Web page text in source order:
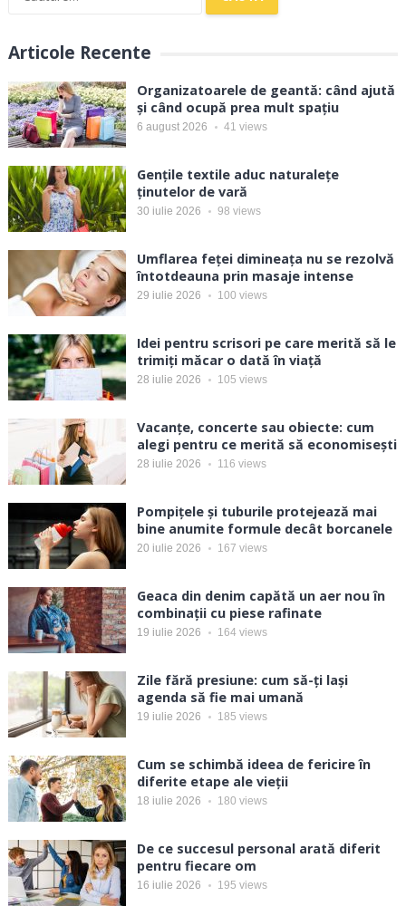
Articole Recente
Organizatoarele de geantă: când ajută
și când ocupă prea mult spațiu
6 august 2026 41 views
Gențile textile aduc naturalețe
ținutelor de vară
30 iulie 2026 98 views
Umflarea feței dimineața nu se rezolvă
întotdeauna prin masaje intense
29 iulie 2026 100 views
Idei pentru scrisori pe care merită să le
trimiți măcar o dată în viață
28 iulie 2026 105 views
Vacanțe, concerte sau obiecte: cum
alegi pentru ce merită să economisești
28 iulie 2026 116 views
Pompițele și tuburile protejează mai
bine anumite formule decât borcanele
20 iulie 2026 167 views
Geaca din denim capătă un aer nou în
combinații cu piese rafinate
19 iulie 2026 164 views
Zile fără presiune: cum să-ți lași
agenda să fie mai umană
19 iulie 2026 185 views
Cum se schimbă ideea de fericire în
diferite etape ale vieții
18 iulie 2026 180 views
De ce succesul personal arată diferit
pentru fiecare om
16 iulie 2026 195 views